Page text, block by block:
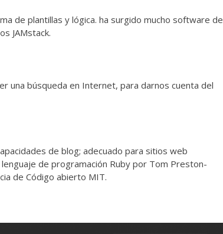
de plantillas y lógica. ha surgido mucho software de
JAMstack.
una búsqueda en Internet, para darnos cuenta del
de blog; adecuado para sitios web
de programación Ruby por Tom Preston-
de Código abierto MIT.